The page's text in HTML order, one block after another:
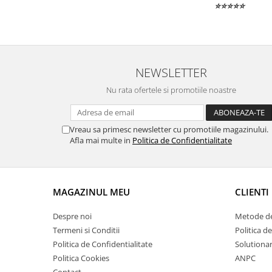
NEWSLETTER
Nu rata ofertele si promotiile noastre
Vreau sa primesc newsletter cu promotiile magazinului.
Afla mai multe in Politica de Confidentialitate
MAGAZINUL MEU
Despre noi
Termeni si Conditii
Politica de Confidentialitate
Politica Cookies
CLIENTI
Metode
Politica
ANPC